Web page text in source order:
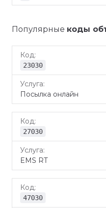
Популярные коды
Код
23030
Посылка онлайн
27030
EMS RT
47030